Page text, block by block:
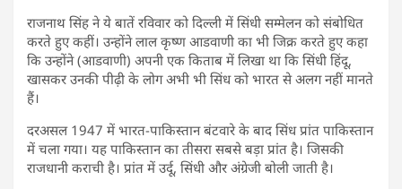
राजनाथ सिंह ने ये बातें रविवार को दिल्ली में सिंधी सम्मेलन को संबोधित
करते हुए कहीं। उन्होंने लाल कृष्ण आडवाणी का भी जिक्र करते हुए कहा
कि उन्होंने (आडवाणी) अपनी एक किताब में लिखा था कि सिंधी हिंदू,
खासकर उनकी पीढ़ी के लोग अभी भी सिंध को भारत से अलग नहीं मानते
हैं।
दरअसल 1947 में भारत-पाकिस्तान बंटवारे के बाद सिंध प्रांत पाकिस्तान
में चला गया। यह पाकिस्तान का तीसरा सबसे बड़ा प्रांत है। जिसकी
राजधानी कराची है। प्रांत में उर्दू, सिंधी और अंग्रेजी बोली जाती है।